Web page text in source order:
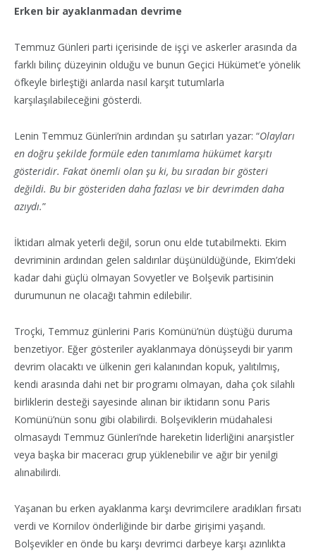
Erken bir ayaklanmadan devrime
Temmuz Günleri parti içerisinde de işçi ve askerler arasında da
farklı bilinç düzeyinin olduğu ve bunun Geçici Hükümet’e yönelik
öfkeyle birleştiği anlarda nasıl karşıt tutumlarla
karşılaşılabileceğini gösterdi.
Lenin Temmuz Günleri’nin ardından şu satırları yazar: “Olayları
en doğru şekilde formüle eden tanımlama hükümet karşıtı
gösteridir. Fakat önemli olan şu ki, bu sıradan bir gösteri
değildi. Bu bir gösteriden daha fazlası ve bir devrimden daha
azıydı.”
İktidarı almak yeterli değil, sorun onu elde tutabilmekti. Ekim
devriminin ardından gelen saldırılar düşünüldüğünde, Ekim’deki
kadar dahi güçlü olmayan Sovyetler ve Bolşevik partisinin
durumunun ne olacağı tahmin edilebilir.
Troçki, Temmuz günlerini Paris Komünü’nün düştüğü duruma
benzetiyor. Eğer gösteriler ayaklanmaya dönüşseydi bir yarım
devrim olacaktı ve ülkenin geri kalanından kopuk, yalıtılmış,
kendi arasında dahi net bir programı olmayan, daha çok silahlı
birliklerin desteği sayesinde alınan bir iktidarın sonu Paris
Komünü’nün sonu gibi olabilirdi. Bolşeviklerin müdahalesi
olmasaydı Temmuz Günleri’nde hareketin liderliğini anarşistler
veya başka bir maceracı grup yüklenebilir ve ağır bir yenilgi
alınabilirdi.
Yaşanan bu erken ayaklanma karşı devrimcilere aradıkları fırsatı
verdi ve Kornilov önderliğinde bir darbe girişimi yaşandı.
Bolşevikler en önde bu karşı devrimci darbeye karşı azınlıkta